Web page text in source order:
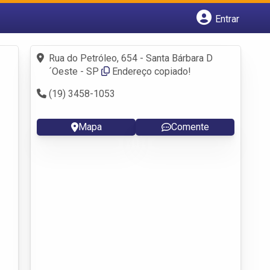
Entrar
Fazer login
Criar conta
Rua do Petróleo, 654 - Santa Bárbara D
´Oeste - SP
Endereço copiado!
(19) 3458-1053
Mapa Comente